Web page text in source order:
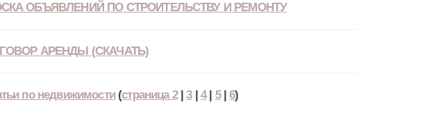
ОБЪЯВЛЕНИЙ ПО СТРОИТЕЛЬСТВУ И РЕМОНТУ
АРЕНДЫ (СКАЧАТЬ)
по недвижимости(страница 2|3| 4| 5|6)